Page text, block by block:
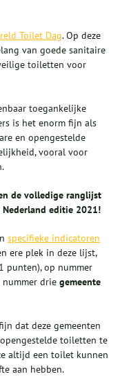
Toilet Dag. Op deze
van goede sanitaire
toiletten voor
toegankelijke
is het enorm fijn als
en opengestelde
vooral voor
de volledige ranglijst
editie 2021!
specifieke indicatoren
ere plek in deze lijst,
punten), op nummer
drie gemeente
dat deze gemeenten
toiletten te
altijd een toilet kunnen
aan hebben.